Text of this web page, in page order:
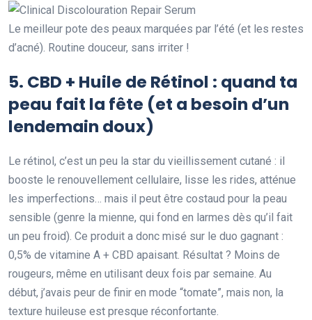
Le meilleur pote des peaux marquées par l’été (et les restes
d’acné). Routine douceur, sans irriter !
5. CBD + Huile de Rétinol : quand ta
peau fait la fête (et a besoin d’un
lendemain doux)
Le rétinol, c’est un peu la star du vieillissement cutané : il
booste le renouvellement cellulaire, lisse les rides, atténue
les imperfections… mais il peut être costaud pour la peau
sensible (genre la mienne, qui fond en larmes dès qu’il fait
un peu froid). Ce produit a donc misé sur le duo gagnant :
0,5% de vitamine A + CBD apaisant. Résultat ? Moins de
rougeurs, même en utilisant deux fois par semaine. Au
début, j’avais peur de finir en mode “tomate”, mais non, la
texture huileuse est presque réconfortante.